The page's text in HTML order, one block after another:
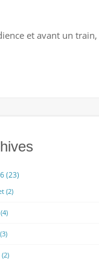
et avant un
(23)
(2)
(4)
(3)
(2)